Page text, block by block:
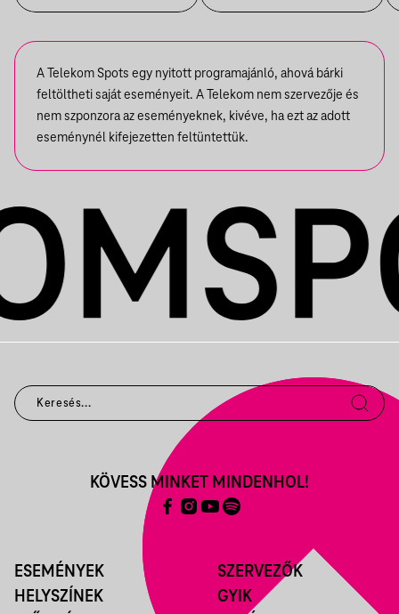
A Telekom Spots egy nyitott programajánló, ahová bárki
feltöltheti saját eseményeit. A Telekom nem szervezője és
nem szponzora az eseményeknek, kivéve, ha ezt az adott
eseménynél kifejezetten feltüntettük.
ESEMÉNYEK
HELYSZÍNEK
SZERVEZŐK
GYIK
KÖVESS MINKET MINDENHOL!